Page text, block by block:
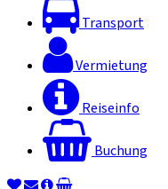
Transport
Vermietung
Reiseinfo
Buchung